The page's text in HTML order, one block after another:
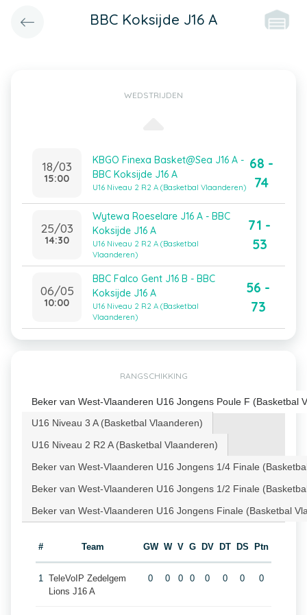
BBC Koksijde J16 A
WEDSTRIJDEN
18/03
15:00
KBGO Finexa Basket@Sea J16 A -
BBC Koksijde J16 A
U16 Niveau 2 R2 A (Basketbal Vlaanderen)
68 -
74
25/03
14:30
Wytewa Roeselare J16 A - BBC
Koksijde J16 A
U16 Niveau 2 R2 A (Basketbal
Vlaanderen)
71 -
53
06/05
10:00
BBC Falco Gent J16 B - BBC
Koksijde J16 A
U16 Niveau 2 R2 A (Basketbal
Vlaanderen)
56 -
73
RANGSCHIKKING
Beker van West-Vlaanderen U16 Jongens Poule F (Basketbal
U16 Niveau 3 A (Basketbal Vlaanderen)
U16 Niveau 2 R2 A (Basketbal Vlaanderen)
Beker van West-Vlaanderen U16 Jongens 1/4 Finale
Beker van West-Vlaanderen U16 Jongens 1/2 Finale
Beker van West-Vlaanderen U16 Jongens Finale (Basketbal
# Team GW W V G DV DT DS Ptn
1 TeleVoIP Zedelgem
Lions J16 A
0 0 0 0 0 0 0 0